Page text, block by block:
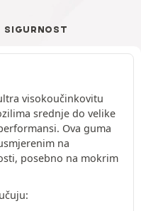
SIGURNOST
visokoučinkovitu
srednje do velike
Ova guma
na
posebno na mokrim